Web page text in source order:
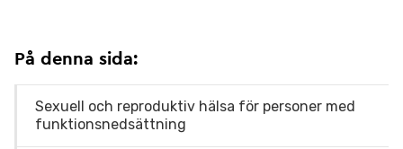
På denna sida:
Sexuell och reproduktiv hälsa för personer med
funktionsnedsättning